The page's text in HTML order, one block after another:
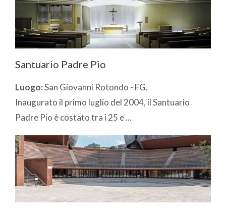
Santuario Padre Pio
Luogo:San Giovanni Rotondo - FG,
Inaugurato il primo luglio del 2004, il Santuario
Padre Pio è costato tra i 25 e ...